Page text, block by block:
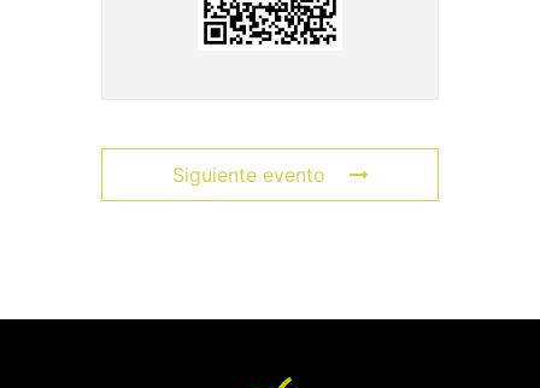
Siguiente evento